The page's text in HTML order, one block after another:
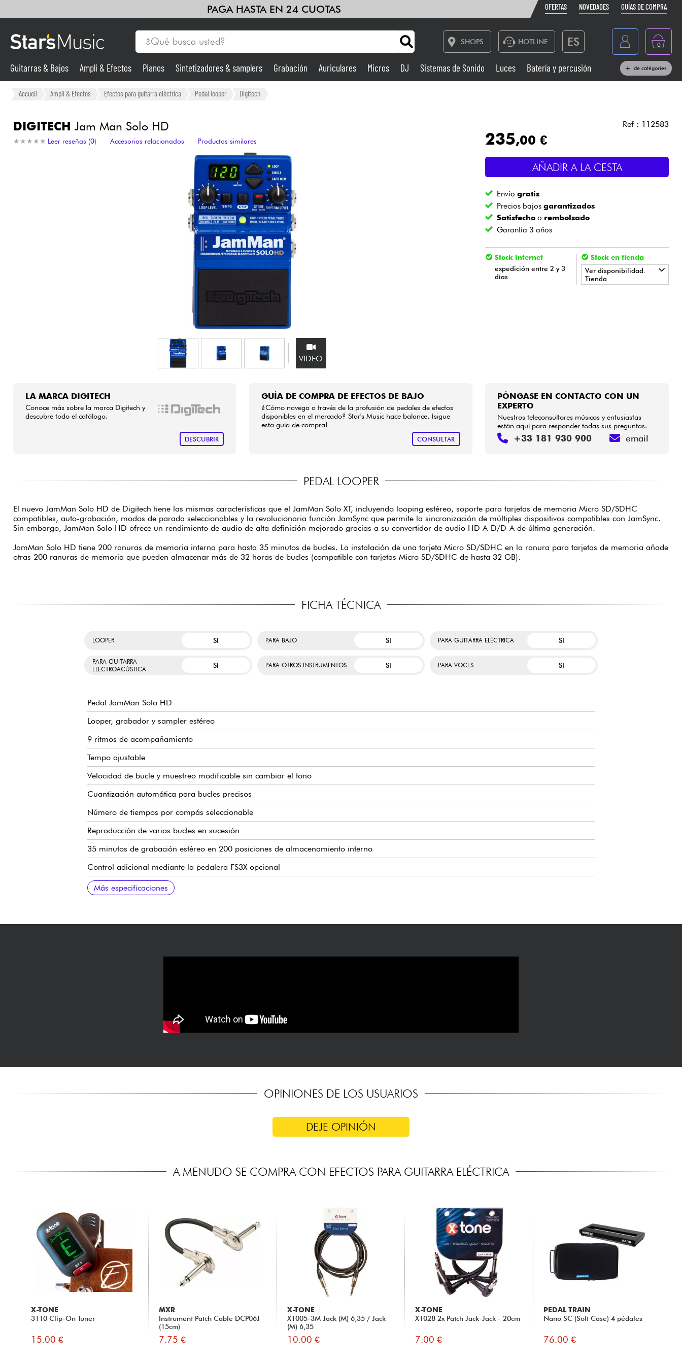
PAGA HASTA EN 24 CUOTAS OFERTAS NOVEDADES GUÍAS DE COMPRA
SHOPS HOTLINE ES
France
Belgique
Nederland
0
Guitarras & Bajos
Sintetizadores & samplers
Sistemas de Sonido
Batería y percusión Vientos
Niños Cables & Acces.
Bundle
Guitarras & Bajos Ampli & Efectos Pianos Sintetizadores & samplers Grabación Auriculares Micros DJ Sistemas de Sonido Luces Batería y percusión de catégories
Accueil Ampli & Efectos Efectos para guitarra eléctrica Pedal looper Digitech
DIGITECH Jam Man Solo HD
★ ★ ★ ★ ★
★ ★ ★ ★ ★ Leer reseñas (0) Accesorios relacionados Productos similares
VIDEO
Ref : 112583
235,00 €
AÑADIR A LA CESTA
Envíogratis
Precios bajosgarantizados
Satisfecho o rembolsado
Garantía 3 años
Stock Internet
expedición entre 2 y 3
días
Stock en tienda
Ver disponibilidad.
Tienda
LA MARCA DIGITECH
Conoce más sobre la marca Digitech y
descubre todo el catálogo.
DESCUBRIR
GUÍA DE COMPRA DE EFECTOS DE BAJO
¿Cómo navega a través de la profusión de pedales de efectos
disponibles en el mercado? Star's Music hace balance, ¡sigue
esta guía de compra!
CONSULTAR
PÓNGASE EN CONTACTO CON UN
EXPERTO
Nuestros teleconsultores músicos y entusiastas
están aquí para responder todas sus preguntas.
+33 181 930 900 email
PEDAL LOOPER
El nuevo JamMan Solo HD de Digitech tiene las mismas características que el JamMan Solo XT, incluyendo looping estéreo, soporte para tarjetas de memoria Micro SD/SDHC
compatibles, auto-grabación, modos de parada seleccionables y la revolucionaria función JamSync que permite la sincronización de múltiples dispositivos compatibles con JamSync.
Sin embargo, JamMan Solo HD ofrece un rendimiento de audio de alta definición mejorado gracias a su convertidor de audio HD A-D/D-A de última generación.
JamMan Solo HD tiene 200 ranuras de memoria interna para hasta 35 minutos de bucles. La instalación de una tarjeta Micro SD/SDHC en la ranura para tarjetas de memoria añade
otras 200 ranuras de memoria que pueden almacenar más de 32 horas de bucles (compatible con tarjetas Micro SD/SDHC de hasta 32 GB).
FICHA TÉCNICA
LOOPER SI PARA BAJO SI PARA GUITARRA ELÉCTRICA SI
PARA GUITARRA
ELECTROACÚSTICA
SI PARA OTROS INSTRUMENTOS SI PARA VOCES SI
Pedal JamMan Solo HD
Looper, grabador y sampler estéreo
9 ritmos de acompañamiento
Tempo ajustable
Velocidad de bucle y muestreo modificable sin cambiar el tono
Cuantización automática para bucles precisos
Número de tiempos por compás seleccionable
Reproducción de varios bucles en sucesión
35 minutos de grabación estéreo en 200 posiciones de almacenamiento interno
Control adicional mediante la pedalera FS3X opcional
Dos entradas y salidas jack (izquierda/derecha)
Una entrada auxiliar minijack
Entrada/salida JamSync
Puerto mini-USB para conexión a JamManager
Ranura para tarjeta Micro-SD
Carcasa metálica
Dimensiones: 127 x 79,4 x 57,2 mm
Peso: 340 g
Fuente de alimentación de 9 V incluida.
Más especificaciones
OPINIONES DE LOS USUARIOS
DEJE OPINIÓN
A MENUDO SE COMPRA CON EFECTOS PARA GUITARRA ELÉCTRICA
X-TONE
3110 Clip-On Tuner
15.00 €
MXR
Instrument Patch Cable DCP06J
(15cm)
7.75 €
X-TONE
X1005-3M Jack (M) 6,35 / Jack
(M) 6,35
10.00 €
X-TONE
X1028 2x Patch Jack-Jack - 20cm
7.00 €
PEDAL TRAIN
Nano SC (Soft Case) 4 pédales
76.00 €